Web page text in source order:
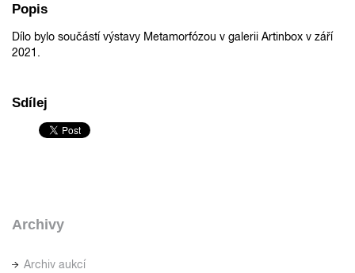
Popis
Dílo bylo součástí výstavy Metamorfózou v galerii Artinbox v září
2021.
Sdílej
Archivy
Archiv aukcí